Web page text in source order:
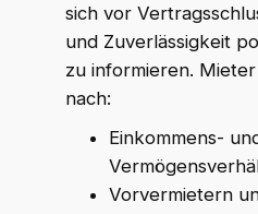
sich vor
und Zuverlässigkeit
zu informieren.
nach:
Einkommens-
Vorvermietern